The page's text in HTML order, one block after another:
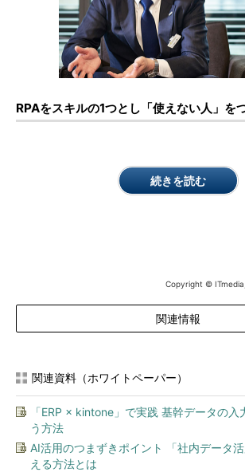
RPAをスキルの1つとし「使えない人」を
続きを読む
Copyright ©
関連情報
関連資料（ホワイトペーパー）
「ERP × kintone」で実践 基幹データの
う方法
AI活用のつまずきポイント 「社内データ
える方法とは